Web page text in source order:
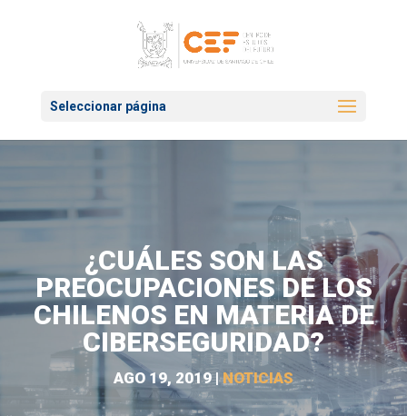
Seleccionar página
¿CUÁLES SON LAS
PREOCUPACIONES DE LOS
CHILENOS EN MATERIA DE
CIBERSEGURIDAD?
AGO 19, 2019|NOTICIAS